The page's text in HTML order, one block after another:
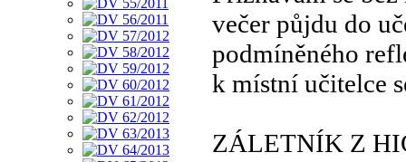
večer půjdu do
podmíněného
k místní učitelce
ZÁLETNÍK Z